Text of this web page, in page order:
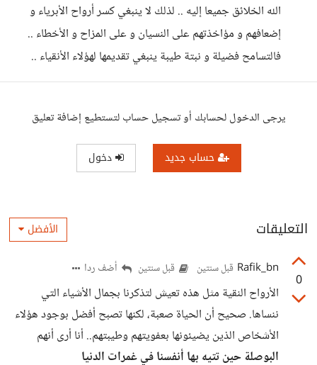
الله الخلائق جميعا إليه .. لذلك لا ينبغي كسر أرواح الأبرياء و
إضعافهم و مؤاخذتهم على النسيان و على المزاح و الأخطاء ..
فالتسامح فضيلة و نبتة طيبة ينبغي تقديمها لهؤلاء الأنقياء ..
يرجى الدخول لحسابك أو تسجيل حساب لتستطيع إضافة تعليق
حساب جديد دخول
التعليقات الأفضل
0
Rafik_bn قبل سنتين قبل سنتين أضف ردا
الأرواح النقية مثل هذه تعيش لتذكرنا بجمال الأشياء التي
ننساها. صحيح أن الحياة صعبة، لكنها تصبح أفضل بوجود هؤلاء
الأشخاص الذين يضيئونها بعفويتهم وطيبتهم.. أنا أرى أنهم
البوصلة حين تتيه بها أنفسنا في غمرات الدنيا